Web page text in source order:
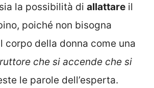
la possibilità di allattare il
poiché non bisogna
corpo della donna come una
che si accende che si
le parole dell’esperta.